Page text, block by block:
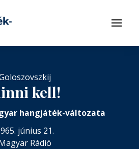
Menü
kell!
hangjáték-változata
június 21.
Rádió